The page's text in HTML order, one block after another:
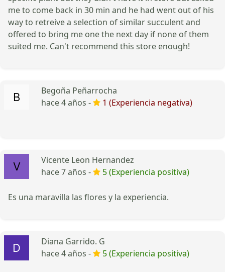
me to come back in 30 min and he had went out of his
way to retreive a selection of similar succulent and
offered to bring me one the next day if none of them
suited me. Can't recommend this store enough!
Begoña Peñarrocha
hace 4 años -
1 (Experiencia negativa)
Vicente Leon Hernandez
hace 7 años -
5 (Experiencia positiva)
Es una maravilla las flores y la experiencia.
Diana Garrido. G
hace 4 años -
5 (Experiencia positiva)